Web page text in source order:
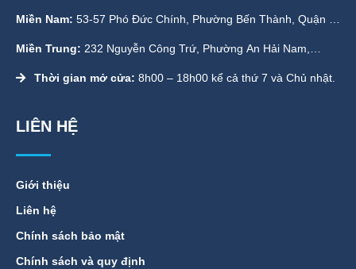
Miền Nam: 53-57 Phó Đức Chính, Phường Bến Thành, Quận 1,
Miền Trung: 232 Nguyễn Công Trứ, Phường An Hải Nam,
Thời gian mở cửa: 8h00 – 18h00 kể cả thứ 7 và Chủ nhật.
LIÊN HỆ
Giới thiệu
Liên hệ
Chính sách bảo mật
Chính sách và quy định